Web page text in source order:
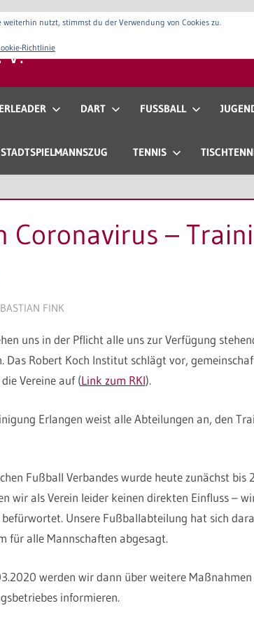
Verein Vorstand
DART FUSSBALL
STADTSPIELMANNSZUG TENNIS
Coronavirus –
FINK
uns in der Pflicht alle uns zur Verfügung
Das Robert Koch Institut schlägt vor,
Vereine auf (Link zum RKI).
Erlangen weist alle Abteilungen an, den
Fußball Verbandes wurde heute zunächst bis
wir als Verein leider keinen direkten Einfluss –
befürwortet. Unsere Fußballabteilung hat sich
für alle Mannschaften abgesagt.
werden wir dann über weitere
informieren.
weiterhin nutzt, stimmst du der Verwendung von Cookies zu.
Richtlinie